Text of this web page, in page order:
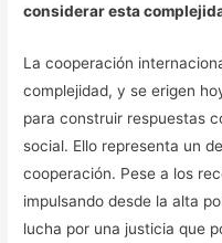
considerar esta
La cooperación
complejidad, y se erigen
para construir respuestas
social. Ello representa un
cooperación. Pese a los
impulsando desde la alta
lucha por una justicia que